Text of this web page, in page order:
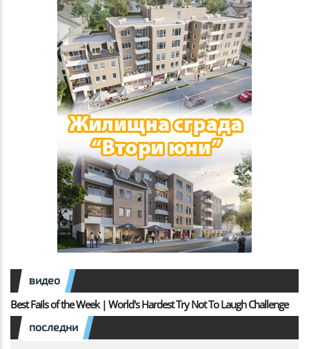
видео
Best Fails of the Week | World's Hardest Try Not To Laugh Challenge
последни